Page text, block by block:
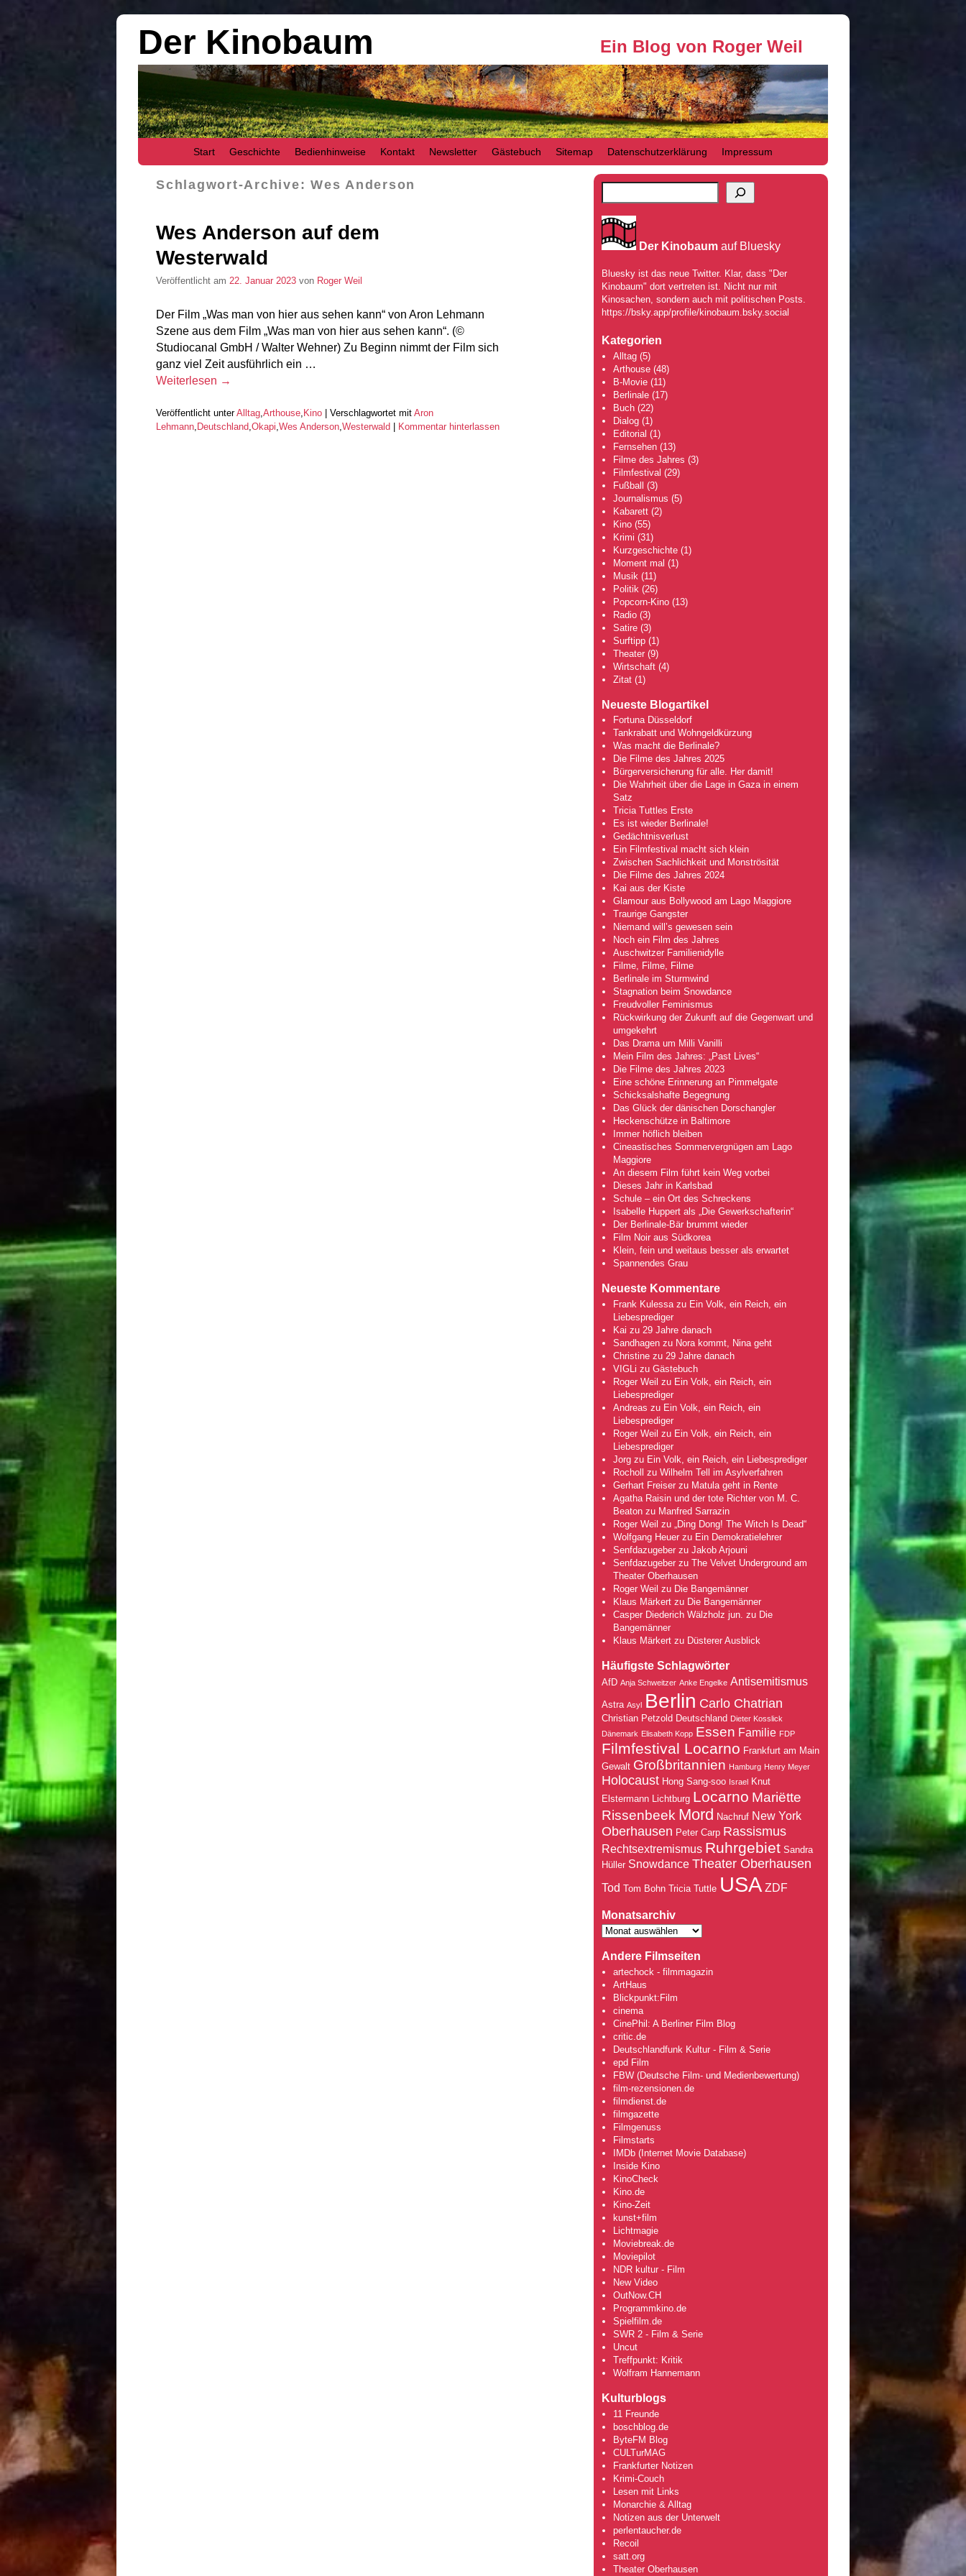
Der Kinobaum Ein Blog von Roger Weil
Start Geschichte Bedienhinweise Kontakt Newsletter Gästebuch Sitemap Datenschutzerklärung Impressum
Schlagwort-Archive:Wes Anderson
Wes Anderson auf dem
Westerwald
Veröffentlicht am 22. Januar 2023 von Roger Weil
Der Film „Was man von hier aus sehen kann“ von Aron Lehmann
Szene aus dem Film „Was man von hier aus sehen kann“. (©
Studiocanal GmbH / Walter Wehner) Zu Beginn nimmt der Film sich
ganz viel Zeit ausführlich ein …
Weiterlesen →
Veröffentlicht unter Alltag Arthouse Kino Verschlagwortet mit Aron
Lehmann Deutschland Okapi Wes Anderson Westerwald Kommentar hinterlassen
Der Kinobaumauf Bluesky
Bluesky ist das neue Twitter. Klar, dass "Der
Kinobaum" dort vertreten ist. Nicht nur mit
Kinosachen, sondern auch mit politischen Posts.
https://bsky.app/profile/kinobaum.bsky.social
Kategorien
Alltag(5)
Arthouse(48)
B-Movie(11)
Berlinale(17)
Buch(22)
Dialog(1)
Editorial (1)
Fernsehen(13)
Filme des Jahres (3)
Filmfestival (29)
Fußball (3)
Journalismus (5)
Kabarett(2)
Kino(55)
Krimi (31)
Kurzgeschichte(1)
Moment mal (1)
Musik (11)
Politik (26)
Popcorn-Kino(13)
Radio(3)
Satire(3)
Surftipp(1)
Theater(9)
Wirtschaft(4)
Zitat(1)
Neueste Blogartikel
Fortuna Düsseldorf
Tankrabatt und Wohngeldkürzung
Was macht die Berlinale?
Die Filme des Jahres 2025
Bürgerversicherung für alle. Her damit!
Die Wahrheit über die Lage in Gaza in einem
Satz
Tricia Tuttles Erste
Es ist wieder Berlinale!
Gedächtnisverlust
Ein Filmfestival macht sich klein
Zwischen Sachlichkeit und Monströsität
Die Filme des Jahres 2024
Kai aus der Kiste
Glamour aus Bollywood am Lago Maggiore
Traurige Gangster
Niemand will’s gewesen sein
Noch ein Film des Jahres
Auschwitzer Familienidylle
Filme, Filme, Filme
Berlinale im Sturmwind
Stagnation beim Snowdance
Freudvoller Feminismus
Rückwirkung der Zukunft auf die Gegenwart und
umgekehrt
Das Drama um Milli Vanilli
Mein Film des Jahres: „Past Lives“
Die Filme des Jahres 2023
Eine schöne Erinnerung an Pimmelgate
Schicksalshafte Begegnung
Das Glück der dänischen Dorschangler
Heckenschütze in Baltimore
Immer höflich bleiben
Cineastisches Sommervergnügen am Lago
Maggiore
An diesem Film führt kein Weg vorbei
Dieses Jahr in Karlsbad
Schule – ein Ort des Schreckens
Isabelle Huppert als „Die Gewerkschafterin“
Der Berlinale-Bär brummt wieder
Film Noir aus Südkorea
Klein, fein und weitaus besser als erwartet
Spannendes Grau
Neueste Kommentare
Frank Kulessazu Ein Volk, ein Reich, ein
Liebesprediger
Kai zu 29 Jahre danach
Sandhagenzu Nora kommt, Nina geht
Christinezu 29 Jahre danach
VIGLi zu Gästebuch
Roger Weil zu Ein Volk, ein Reich, ein
Liebesprediger
Andreas zu Ein Volk, ein Reich, ein
Liebesprediger
Roger Weil zu Ein Volk, ein Reich, ein
Liebesprediger
Jorgzu Ein Volk, ein Reich, ein Liebesprediger
Rocholl
zu Wilhelm Tell im Asylverfahren
Gerhart Freiserzu Matula geht in Rente
Agatha Raisin und der tote Richter von M. C.
Beatonzu Manfred Sarrazin
Roger Weil zu „Ding Dong! The Witch Is Dead“
Wolfgang Heuerzu Ein Demokratielehrer
Senfdazugeberzu Jakob Arjouni
Senfdazugeberzu The Velvet Underground am
Theater Oberhausen
Roger Weil zu Die Bangemänner
Klaus Märkertzu Die Bangemänner
Casper Diederich Wälzholz jun. zu Die
Bangemänner
Klaus Märkertzu Düsterer Ausblick
Häufigste Schlagwörter
AfD Anja Schweitzer Anke Engelke Antisemitismus
Astra Asyl Berlin Carlo Chatrian
Christian Petzold Deutschland Dieter Kosslick
Dänemark Elisabeth Kopp Essen Familie FDP
Filmfestival Locarno Frankfurt am Main
Gewalt Großbritannien Hamburg Henry Meyer
Holocaust Hong Sang-soo Israel Knut
Elstermann Lichtburg Locarno Mariëtte
Rissenbeek Mord Nachruf New York
Oberhausen Peter Carp Rassismus
Rechtsextremismus Ruhrgebiet Sandra
Hüller Snowdance Theater Oberhausen
Tod Tom Bohn Tricia Tuttle USA ZDF
Monatsarchiv
Andere Filmseiten
artechock - filmmagazin
ArtHaus
Blickpunkt:Film
cinema
CinePhil: A Berliner Film Blog
critic.de
Deutschlandfunk Kultur - Film & Serie
epd Film
FBW (Deutsche Film- und Medienbewertung)
film-rezensionen.de
filmdienst.de
filmgazette
Filmgenuss
Filmstarts
IMDb (Internet Movie Database)
Inside Kino
KinoCheck
Kino.de
Kino-Zeit
kunst+film
Lichtmagie
Moviebreak.de
Moviepilot
NDR kultur - Film
New Video
OutNow.CH
Programmkino.de
Spielfilm.de
SWR 2 - Film & Serie
Uncut
Treffpunkt: Kritik
Wolfram Hannemann
Kulturblogs
11 Freunde
boschblog.de
ByteFM Blog
CULTurMAG
Frankfurter Notizen
Krimi-Couch
Lesen mit Links
Monarchie & Alltag
Notizen aus der Unterwelt
perlentaucher.de
Recoil
satt.org
Theater Oberhausen